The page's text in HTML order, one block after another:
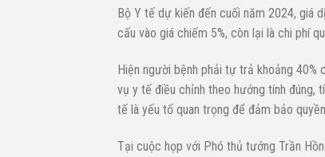
Bộ Y tế dự kiến đến cuối năm 2024, giá
cấu vào giá chiếm 5%, còn lại là chi phí
Hiện người bệnh phải tự trả khoảng 40%
vụ y tế điều chỉnh theo hướng tính đúng,
tế là yếu tố quan trọng để đảm bảo
Tại cuộc họp với Phó thủ tướng Trần